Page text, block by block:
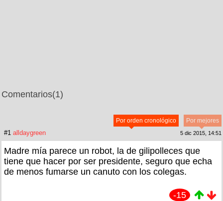
Comentarios(1)
Por mejores
Por orden cronológico
#1 alldaygreen 5 dic 2015, 14:51
Madre mía parece un robot, la de gilipolleces que
tiene que hacer por ser presidente, seguro que echa
de menos fumarse un canuto con los colegas.
-15